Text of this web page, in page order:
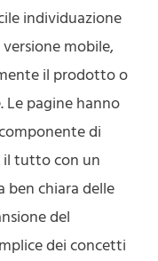
individuazione
mobile,
il prodotto o
Le pagine hanno
di
il tutto con un
ben chiara delle
del
dei concetti